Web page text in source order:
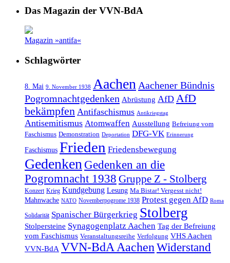
Das Magazin der VVN-BdA
Magazin »antifa«
Schlagwörter
8. Mai 9. November 1938 Aachen Aachener Bündnis
Pogromnachtgedenken Abrüstung AfD AfD
bekämpfen Antifaschismus Antikriegstag
Antisemitismus Atomwaffen Ausstellung Befreiung vom
Faschismus Demonstration Deportation DFG-VK Erinnerung
Faschismus Frieden Friedensbewegung
Gedenken Gedenken an die
Pogromnacht 1938 Gruppe Z - Stolberg
Konzert Krieg Kundgebung Lesung Ma Bistar! Vergesst nicht!
Mahnwache NATO Novemberpogrome 1938 Protest gegen AfD Roma
Solidarität Spanischer Bürgerkrieg Stolberg
Stolpersteine Synagogenplatz Aachen Tag der Befreiung
vom Faschismus Veranstaltungsreihe Verfolgung VHS Aachen
VVN-BdA VVN-BdA AachenWiderstand